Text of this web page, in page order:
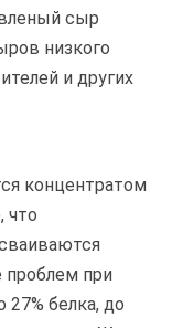
сыр
низкого
и других
концентратом
что
при
белка, до